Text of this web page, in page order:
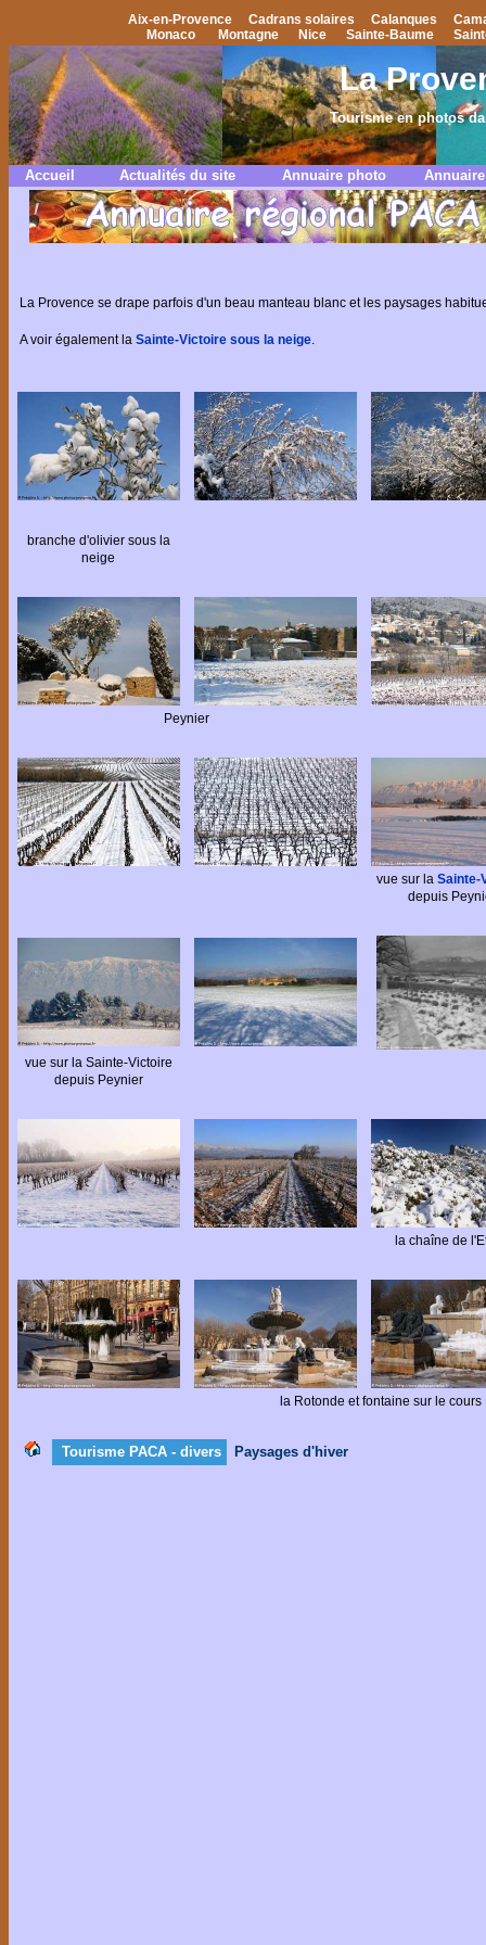
Aix-en-Provence Cadrans solaires Calanques
Monaco
Montagne Nice Sainte-Baume
La
Tourisme en photos
Accueil Actualités du site Annuaire photo
La Provence se drape parfois d'un beau manteau blanc et les paysages
A voir également la Sainte-Victoire sous la neige.
branche d'olivier sous la
neige
Peynier
vue sur la Sainte-
depuis
vue sur la Sainte-Victoire
depuis Peynier
la chaîne de
la Rotonde et fontaine sur le
Tourisme PACA - divers Paysages d'hiver